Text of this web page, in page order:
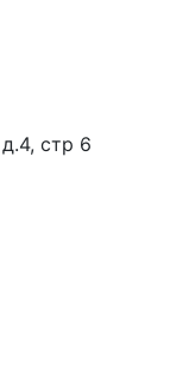
стр 6